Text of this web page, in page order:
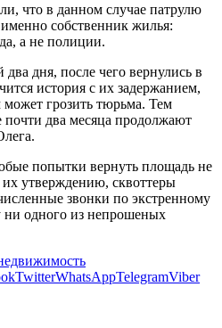
что в данном случае патрулю
собственник жилья:
а не полиции.
дня, после чего вернулись в
история с их задержанием,
грозить тюрьма. Тем
почти два месяца продолжают
попытки вернуть площадь не
утверждению, сквоттеры
звонки по экстренному
ни одного из непрошеных
TwitterWhatsAppTelegramViber